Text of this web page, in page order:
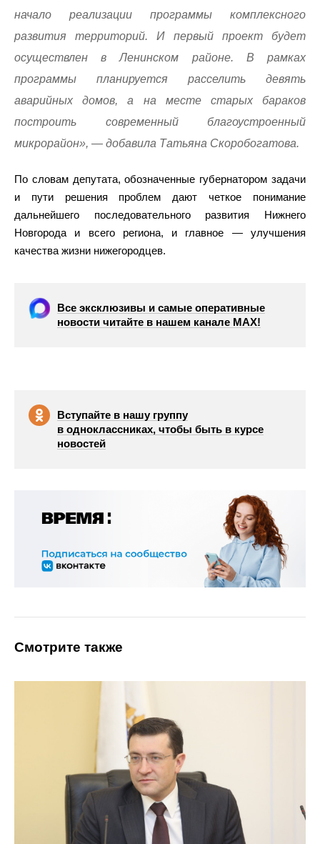
начало реализации программы комплексного
развития территорий. И первый проект будет
осуществлен в Ленинском районе. В рамках
программы планируется расселить девять
аварийных домов, а на месте старых бараков
построить современный благоустроенный
микрорайон», — добавила Татьяна Скоробогатова.
По словам депутата, обозначенные губернатором задачи
и пути решения проблем дают четкое понимание
дальнейшего последовательного развития Нижнего
Новгорода и всего региона, и главное — улучшения
качества жизни нижегородцев.
Все эксклюзивы и самые оперативные
новости читайте в нашем канале МАХ!
Вступайте в нашу группу
в одноклассниках, чтобы быть в курсе
новостей
Смотрите также